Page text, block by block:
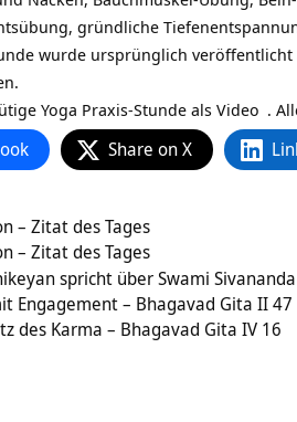
gründliche
wurde ursprünglich
Yoga Praxis-Stunde als Video .
Share on X
– Zitat des Tages
– Zitat des Tages
spricht über Swami
Engagement – Bhagavad Gita II 47
des Karma – Bhagavad Gita IV 16